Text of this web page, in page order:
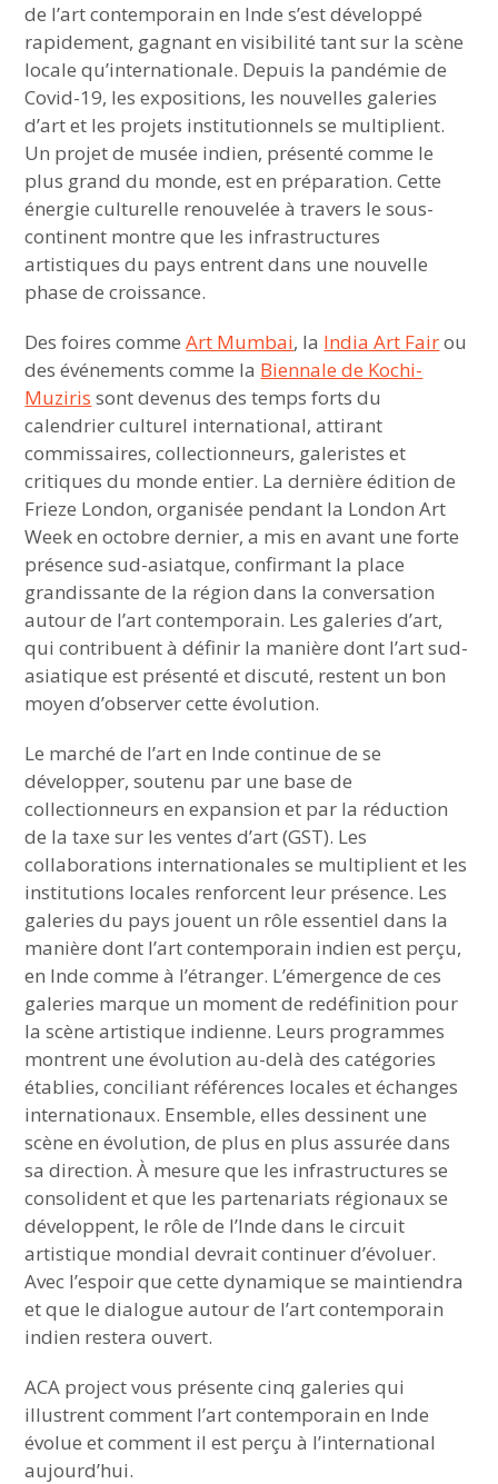
de l’art contemporain en Inde s’est développé
rapidement, gagnant en visibilité tant sur la scène
locale qu’internationale. Depuis la pandémie de
Covid-19, les expositions, les nouvelles galeries
d’art et les projets institutionnels se multiplient.
Un projet de musée indien, présenté comme le
plus grand du monde, est en préparation. Cette
énergie culturelle renouvelée à travers le sous-
continent montre que les infrastructures
artistiques du pays entrent dans une nouvelle
phase de croissance.
Des foires commeArt Mumbai, la India Art Fairou
des événements comme la Biennale de Kochi-
Muziris sont devenus des temps forts du
calendrier culturel international, attirant
commissaires, collectionneurs, galeristes et
critiques du monde entier. La dernière édition de
Frieze London, organisée pendant la London Art
Week en octobre dernier, a mis en avant une forte
présence sud-asiatque, confirmant la place
grandissante de la région dans la conversation
autour de l’art contemporain. Les galeries d’art,
qui contribuent à définir la manière dont l’art sud-
asiatique est présenté et discuté, restent un bon
moyen d’observer cette évolution.
Le marché de l’art en Inde continue de se
développer, soutenu par une base de
collectionneurs en expansion et par la réduction
de la taxe sur les ventes d’art (GST). Les
collaborations internationales se multiplient et les
institutions locales renforcent leur présence. Les
galeries du pays jouent un rôle essentiel dans la
manière dont l’art contemporain indien est perçu,
en Inde comme à l’étranger. L’émergence de ces
galeries marque un moment de redéfinition pour
la scène artistique indienne. Leurs programmes
montrent une évolution au-delà des catégories
établies, conciliant références locales et échanges
internationaux. Ensemble, elles dessinent une
scène en évolution, de plus en plus assurée dans
sa direction. À mesure que les infrastructures se
consolident et que les partenariats régionaux se
développent, le rôle de l’Inde dans le circuit
artistique mondial devrait continuer d’évoluer.
Avec l’espoir que cette dynamique se maintiendra
et que le dialogue autour de l’art contemporain
indien restera ouvert.
ACA project vous présente cinq galeries qui
illustrent comment l’art contemporain en Inde
évolue et comment il est perçu à l’international
aujourd’hui.